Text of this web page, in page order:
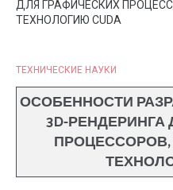
ДЛЯ ГРАФИЧЕСКИХ
ТЕХНОЛОГИЮ CUDA
ТЕХНИЧЕСКИЕ НАУКИ
ОСОБЕННОСТИ
3D-